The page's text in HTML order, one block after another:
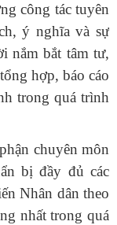
công tác tuyên
ý nghĩa và sự
nắm bắt tâm tư,
hợp, báo cáo
trong quá trình
chuyên môn
bị đầy đủ các
Nhân dân theo
nhất trong quá